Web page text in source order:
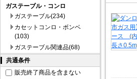
ガステーブル・コンロ
ガステーブル(234)
カセットコンロ・ボンベ
(103)
ガステーブル関連品(68)
共通条件
販売終了商品を含まない